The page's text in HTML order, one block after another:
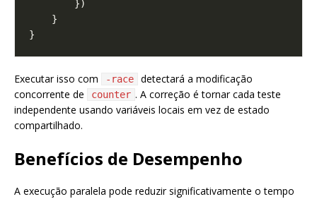
Executar isso com -race
detectará a modificação
concorrente de
counter . A correção é tornar cada teste
independente usando variáveis locais em vez de estado
compartilhado.
Benefícios de Desempenho
A execução paralela pode reduzir significativamente o tempo